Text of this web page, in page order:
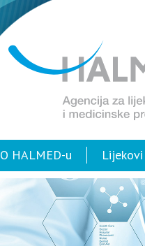
O HALMED-u Lijekovi